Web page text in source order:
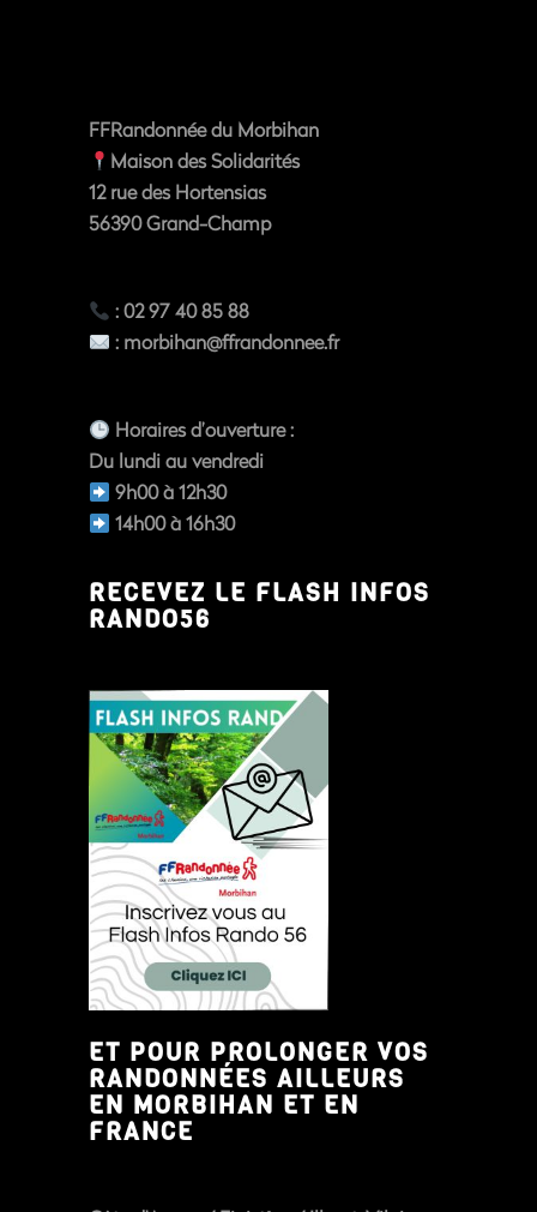
FFRandonnée du Morbihan
Maison des Solidarités
12 rue des Hortensias
56390Grand-Champ
: 02 97 40 85 88
: morbihan@ffrandonnee.fr
Horaires d’ouverture:
Du lundi au vendredi
9h00 à 12h30
14h00 à 16h30
RECEVEZ LE FLASH INFOS
RANDO56
ET POUR PROLONGER VOS
RANDONNÉES AILLEURS
EN MORBIHAN ET EN
FRANCE